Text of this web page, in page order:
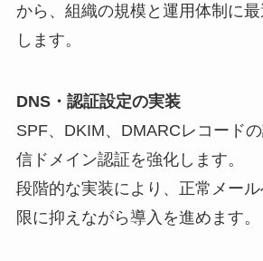
から、組織の規模と運用体制に
します。
DNS・認証設定の実装
SPF、DKIM、DMARCレコード
信ドメイン認証を強化します。
段階的な実装により、正常メー
限に抑えながら導入を進めます。